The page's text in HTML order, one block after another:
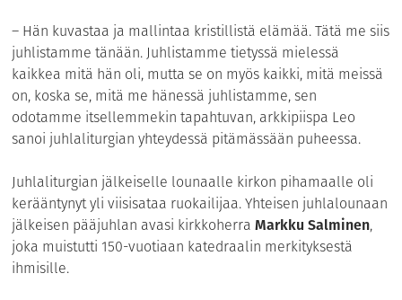
– Hän kuvastaa ja mallintaa kristillistä elämää. Tätä me siis
juhlistamme tänään. Juhlistamme tietyssä mielessä
kaikkea mitä hän oli, mutta se on myös kaikki, mitä meissä
on, koska se, mitä me hänessä juhlistamme, sen
odotamme itsellemmekin tapahtuvan, arkkipiispa Leo
sanoi juhlaliturgian yhteydessä pitämässään puheessa.
Juhlaliturgian jälkeiselle lounaalle kirkon pihamaalle oli
kerääntynyt yli viisisataa ruokailijaa. Yhteisen juhlalounaan
jälkeisen pääjuhlan avasi kirkkoherraMarkku Salminen,
joka muistutti 150-vuotiaan katedraalin merkityksestä
ihmisille.